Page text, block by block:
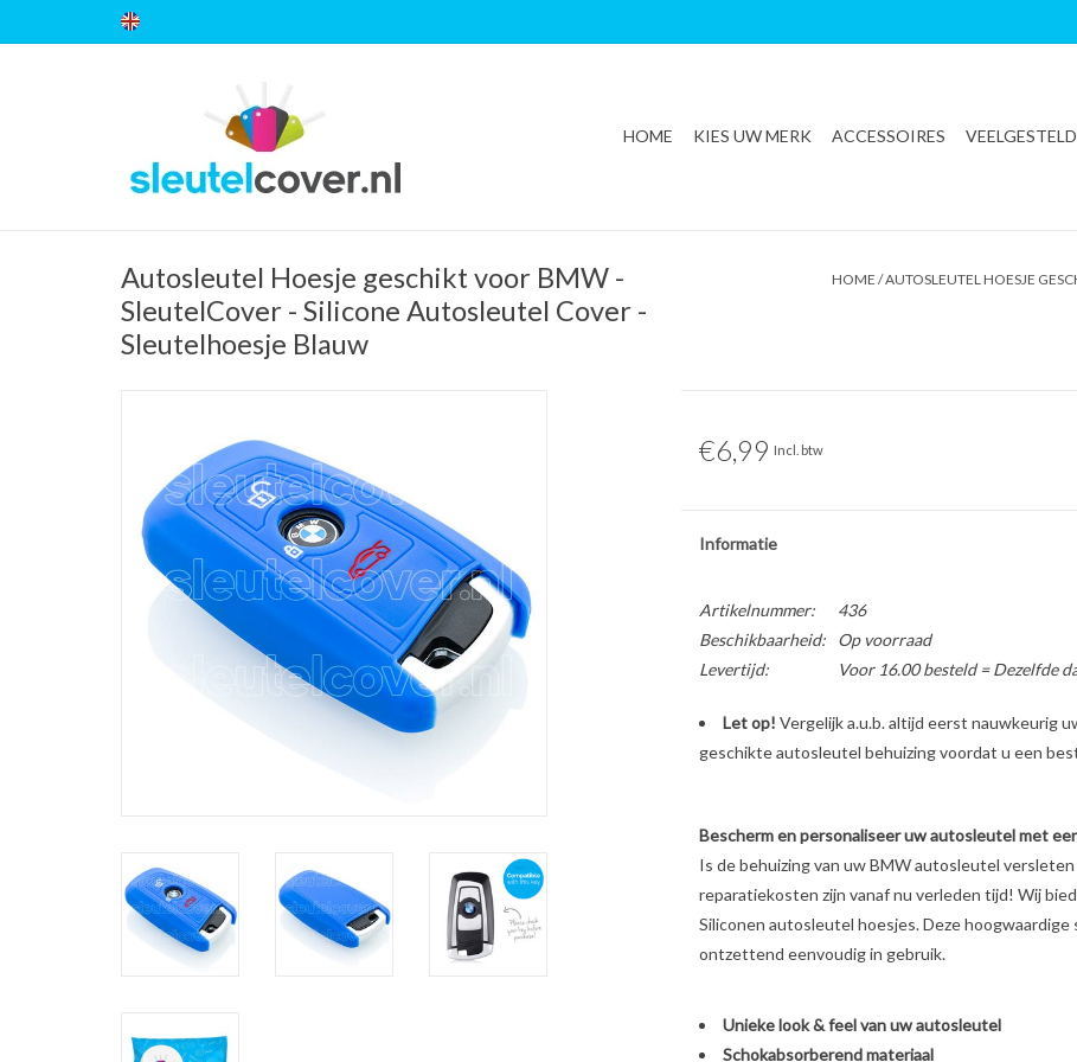
HOME KIES UW MERK ACCESSOIRES
Autosleutel Hoesje geschikt voor BMW -
SleutelCover - Silicone Autosleutel Cover -
Sleutelhoesje Blauw
HOME /AUTOSLEUTEL HOESJE
€6,99 Incl. btw
Informatie
Artikelnummer:
436
Beschikbaarheid:
Op voorraad
Levertijd:
Voor 16.00 besteld = Dezelfde
Let op! Vergelijk a.u.b. altijd eerst nauwkeurig
geschikte autosleutel behuizing voordat u een
Bescherm en personaliseer uw autosleutel met
Is de behuizing van uw BMW autosleutel
reparatiekosten zijn vanaf nu verleden tijd! Wij
Siliconen autosleutel hoesjes. Deze
ontzettend eenvoudig in gebruik.
Unieke look & feel van uw autosleutel
Schokabsorberend materiaal